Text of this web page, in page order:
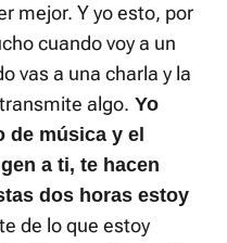
mejor. Y yo esto, por
cuando voy a un
vas a una charla y la
algo. Yo
música y el
a ti, te hacen
dos horas estoy
de lo que estoy